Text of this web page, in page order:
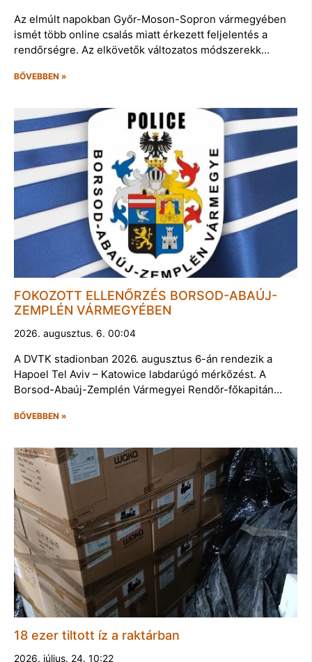
Az elmúlt napokban Győr-Moson-Sopron vármegyében
ismét több online csalás miatt érkezett feljelentés a
rendőrségre. Az elkövetők változatos módszerekk…
BŐVEBBEN »
FOKOZOTT ELLENŐRZÉS BORSOD-ABAÚJ-
ZEMPLÉN VÁRMEGYÉBEN
2026. augusztus. 6. 00:04
A DVTK stadionban 2026. augusztus 6-án rendezik a
Hapoel Tel Aviv – Katowice labdarúgó mérkőzést. A
Borsod-Abaúj-Zemplén Vármegyei Rendőr-főkapitán…
BŐVEBBEN »
18 ezer tiltott íz a raktárban
2026. július. 24. 10:22